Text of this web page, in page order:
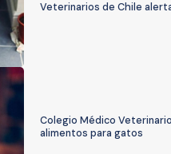
Veterinarios de Chile
Colegio Médico
alimentos para gatos